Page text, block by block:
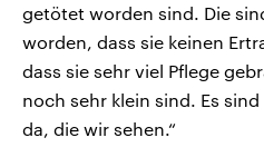
getötet worden sind. Die
worden, dass sie keinen
dass sie sehr viel Pflege
noch sehr klein sind. Es
da, die wir sehen.“